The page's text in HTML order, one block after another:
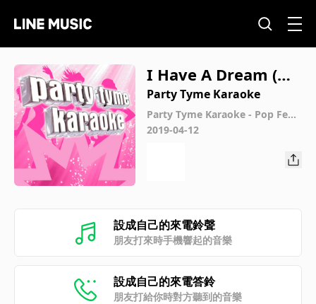
I Have A Dream (Ma
de Popular By Abb
a) [Karaoke Versio
n]
Party Tyme Karaoke
Party Tyme Karaoke - Pop Fem
ale Hits 4
2019-04-12
設成自己的來電鈴聲
朋友打來時手機響起的音樂
設成自己的來電答鈴
朋友打給你時對方聽到的音樂